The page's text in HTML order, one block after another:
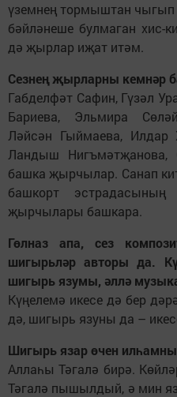
үземнең тормыштан
бәйләнеше булмаган хис-
дә җырлар иҗат итәм.
Сезнең җырларны кемнәр
Габделфәт Сафин, Гүзәл
Бариева, Эльмира
Ләйсән Гыймаева, Илдар
Ландыш Нигъмәтҗанова,
башка җырчылар. Санап
башкорт
җырчылары башкара.
Гөлназ апа, сез
шигырьләр авторы да.
шигырь язумы, әллә
Күңелемә икесе дә бер
дә, шигырь язуны да –
Шигырь язар өчен
Аллаһы Тәгалә бирә.
Тәгалә пышылдый, ә мин